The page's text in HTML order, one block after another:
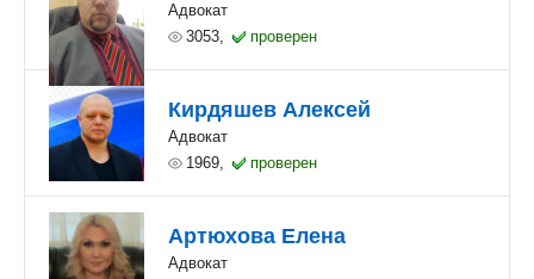
Адвокат
3053,
проверен
Кирдяшев Алексей
Адвокат
1969,
проверен
Артюхова Елена
Адвокат